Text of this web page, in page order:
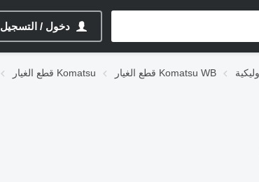
دخول / التسجيل
قطع الغيار Komatsu قطع الغيار Komatsu WB